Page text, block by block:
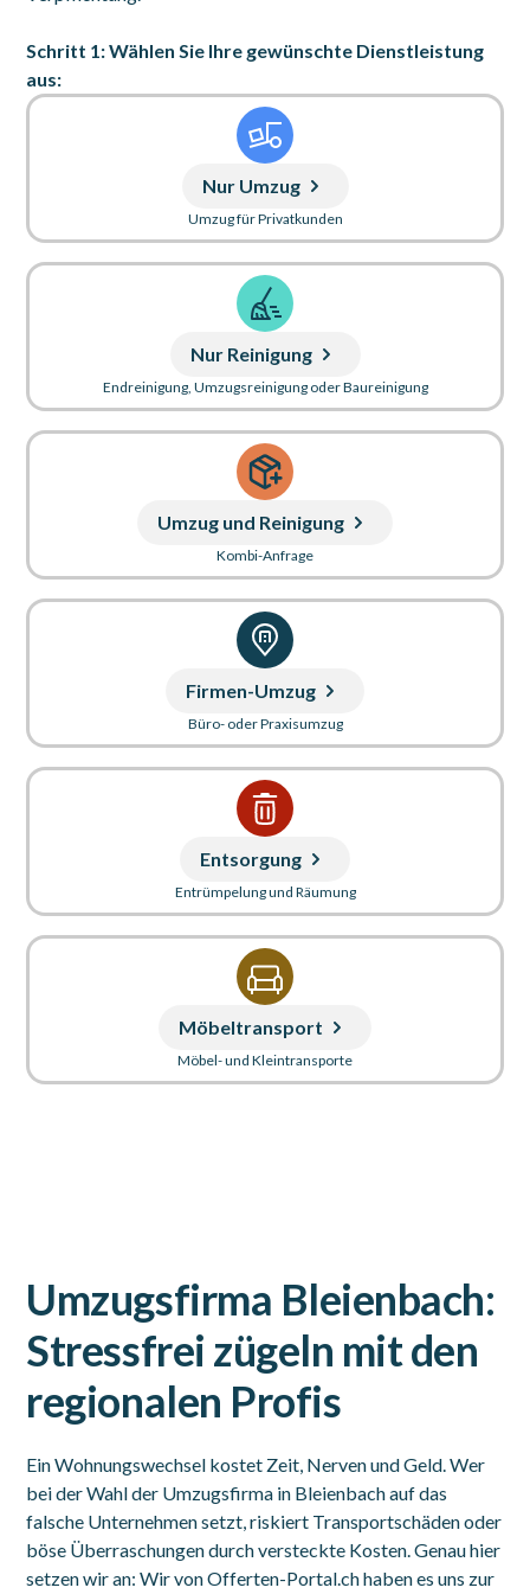
Schritt 1: Wählen Sie Ihre gewünschte Dienstleistung
aus:
Nur Umzug
Umzug für Privatkunden
Nur Reinigung
Endreinigung, Umzugsreinigung oder Baureinigung
Umzug und Reinigung
Kombi-Anfrage
Firmen-Umzug
Büro- oder Praxisumzug
Entsorgung
Entrümpelung und Räumung
Möbeltransport
Möbel- und Kleintransporte
Umzugsfirma Bleienbach:
Stressfrei zügeln mit den
regionalen Profis
Ein Wohnungswechsel kostet Zeit, Nerven und Geld. Wer
bei der Wahl der Umzugsfirma in Bleienbach auf das
falsche Unternehmen setzt, riskiert Transportschäden oder
böse Überraschungen durch versteckte Kosten. Genau hier
setzen wir an: Wir von Offerten-Portal.ch haben es uns zur